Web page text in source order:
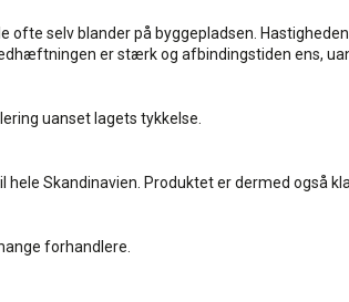
selv blander på byggepladsen.
er stærk og afbindingstiden ens,
uanset lagets tykkelse.
Skandinavien. Produktet er dermed også
forhandlere.